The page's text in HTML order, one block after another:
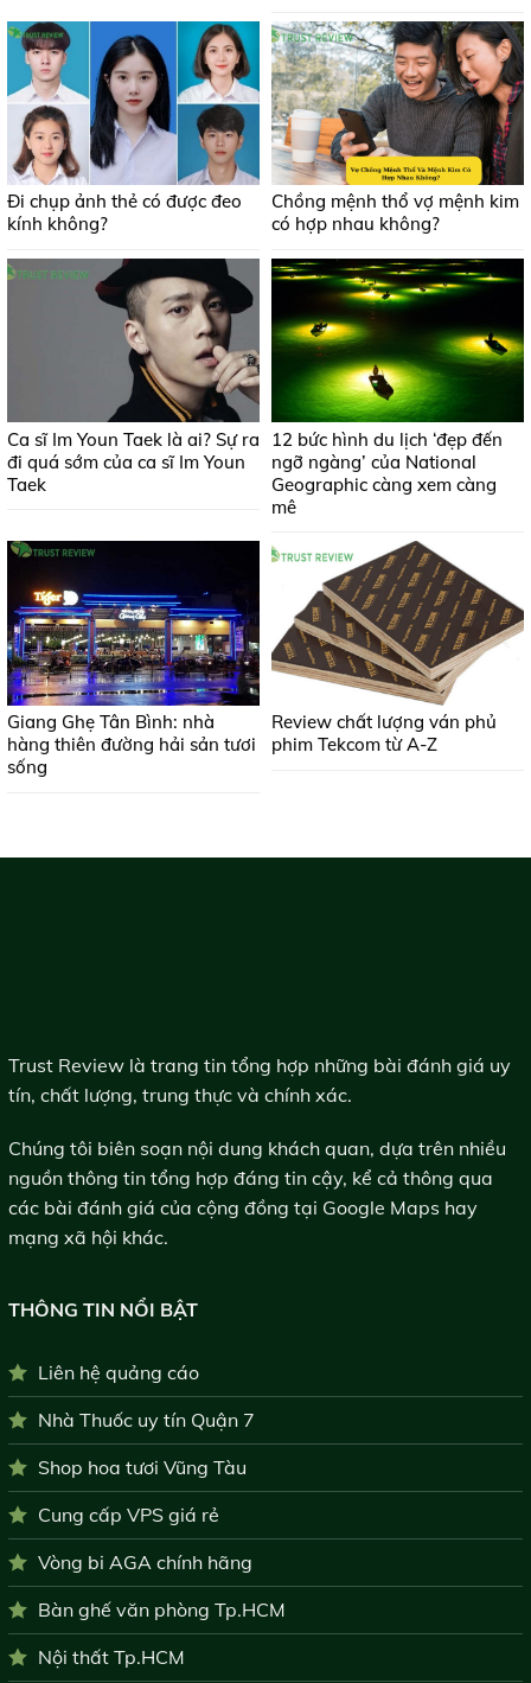
Đi chụp ảnh thẻ có được đeo
kính không?
Chồng mệnh thổ vợ mệnh kim
có hợp nhau không?
Ca sĩ Im Youn Taek là ai? Sự ra
đi quá sớm của ca sĩ Im Youn
Taek
12 bức hình du lịch ‘đẹp đến
ngỡ ngàng’ của National
Geographic càng xem càng
mê
Giang Ghẹ Tân Bình: nhà
hàng thiên đường hải sản tươi
sống
Review chất lượng ván phủ
phim Tekcom từ A-Z
Trust Review là trang tin tổng hợp những bài đánh giá uy
tín, chất lượng, trung thực và chính xác.
Chúng tôi biên soạn nội dung khách quan, dựa trên nhiều
nguồn thông tin tổng hợp đáng tin cậy, kể cả thông qua
các bài đánh giá của cộng đồng tại Google Maps hay
mạng xã hội khác.
THÔNG TIN NỔI BẬT
Liên hệ quảng cáo
Nhà Thuốc uy tín Quận 7
Shop hoa tươi Vũng Tàu
Cung cấp VPS giá rẻ
Vòng bi AGA chính hãng
Bàn ghế văn phòng Tp.HCM
Nội thất Tp.HCM